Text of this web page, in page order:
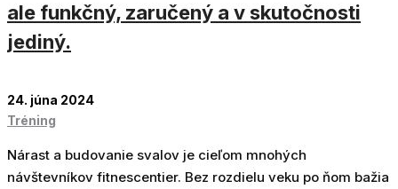
ale funkčný, zaručený a v skutočnosti
jediný.
24. júna 2024
Tréning
Nárast a budovanie svalov je cieľom mnohých
návštevníkov fitnescentier. Bez rozdielu veku po ňom bažia